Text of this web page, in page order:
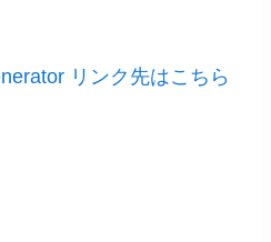
リンク先はこちら